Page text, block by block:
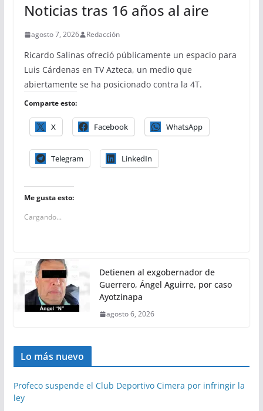
Noticias tras 16 años al aire
agosto 7, 2026 Redacción
Ricardo Salinas ofreció públicamente un espacio para
Luis Cárdenas en TV Azteca, un medio que
abiertamente se ha posicionado contra la 4T.
Comparte esto:
X Facebook WhatsApp
Telegram LinkedIn
Me gusta esto:
Cargando...
Detienen al exgobernador de
Guerrero, Ángel Aguirre, por caso
Ayotzinapa
agosto 6, 2026
Lo más nuevo
Profeco suspende el Club Deportivo Cimera por infringir la
ley